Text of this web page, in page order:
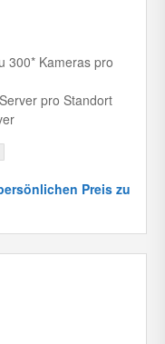
300* Kameras pro
pro Standort
Preis zu